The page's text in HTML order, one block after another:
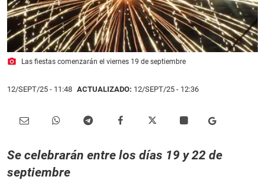
photo_camera Las fiestas comenzarán el viernes 19 de septiembre
12/SEPT/25 - 11:48 ACTUALIZADO: 12/SEPT/25 - 12:36
Se celebrarán entre los días 19 y 22 de
septiembre